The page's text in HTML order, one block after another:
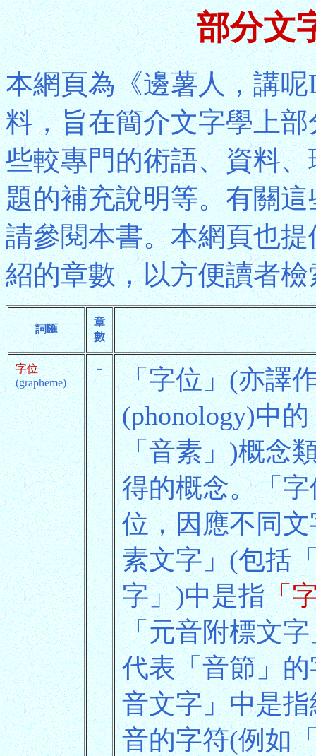
部分文
本網頁為《邊薯人，講
料，旨在簡介文字學上
些較專門的術語、資料
題的補充說明等。有關
請參閱本書。本網頁也
紹的章數，以方便讀者檢
詞匯
章
數
字位
(grapheme)
－
「字位」(亦譯
(phonology)中
「音素」)概念
得的概念。「
位，因應不同
素文字」(包括
字」)中是指「
「元音附標文
代表「音節」
音文字」中是
音的字符(例如